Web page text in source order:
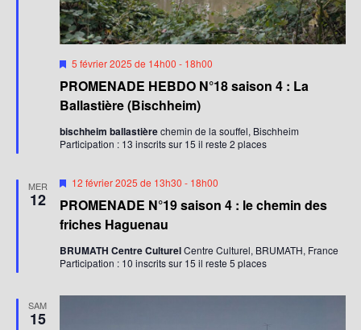
PROMENADE HEBDO N°18 saison 4 : La
Ballastière (Bischheim)
M
s
e
n
a
v
a
t
5 février 2025 de 14h00 - 18h00
bischheim ballastièrechemin de la souffel, Bischheim
Participation : 13 inscrits sur 15 il reste 2 places
MER
12
PROMENADE N°19 saison 4 : le chemin des
friches Haguenau
M
s
e
n
a
v
a
t
12 février 2025 de 13h30 - 18h00
BRUMATH Centre CulturelCentre Culturel, BRUMATH, France
Participation : 10 inscrits sur 15 il reste 5 places
SAM
15